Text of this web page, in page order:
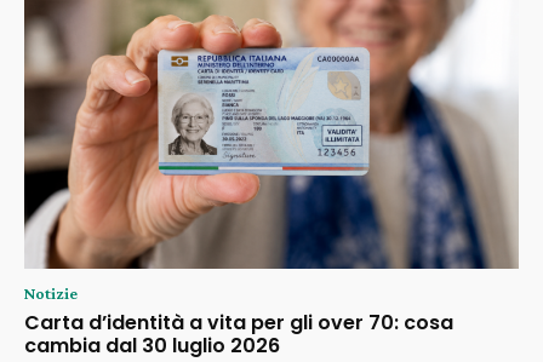
Notizie
Carta d’identità a vita per gli over 70: cosa
cambia dal 30 luglio 2026